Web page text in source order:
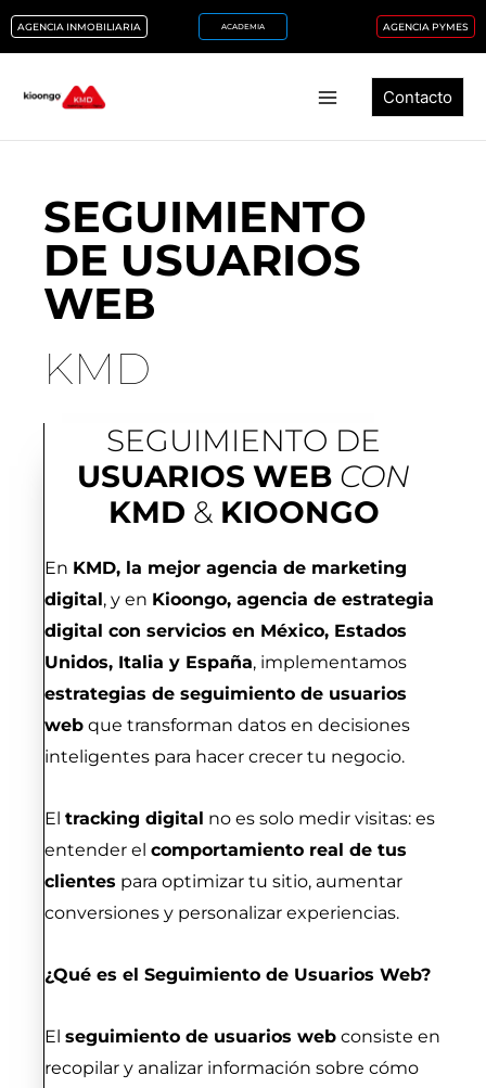
AGENCIA INMOBILIARIA ACADEMIA AGENCIA PYMES
Contacto
SEGUIMIENTO
DE USUARIOS
WEB
KMD
SEGUIMIENTO DE
USUARIOS WEB CON
KMD & KIOONGO
En KMD, la mejor agencia de marketing
digital, y en Kioongo, agencia de estrategia
digital con servicios en México, Estados
Unidos, Italia y España, implementamos
estrategias de seguimiento de usuarios
web que transforman datos en decisiones
inteligentes para hacer crecer tu negocio.
Eltracking digital no es solo medir visitas: es
entender elcomportamiento real de tus
clientes para optimizar tu sitio, aumentar
conversiones y personalizar experiencias.
¿Qué es el Seguimiento de Usuarios Web?
Elseguimiento de usuarios web consiste en
recopilar y analizar información sobre cómo